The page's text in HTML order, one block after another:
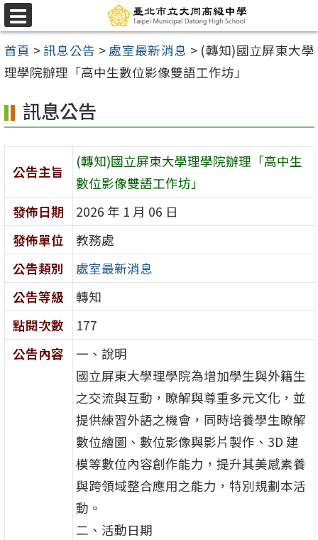
跳
至
主
要
容
區
選
單
首頁 >訊息公告 > 處室最新消息 > (轉知)國立屏東大學
理學院辦理「高中生數位影像雙語工作坊」
訊息公告
公告主旨
(轉知)國立屏東大學理學院辦理「高中生
數位影像雙語工作坊」
發佈日期
2026 年 1 月 06 日
發佈單位
教務處
公告類別
處室最新消息
公告等級
轉知
點閱次數
177
公告內容
一、說明
國立屏東大學理學院為增加學生與外籍生
之交流與互動，瞭解與尊重多元文化，並
提供練習外語之機會，同時培養學生瞭解
數位繪圖、數位影像與影片製作、3D 建
模等數位內容創作能力，提升其美感素養
與跨領域整合應用之能力，特別規劃本活
動。
二、活動日期